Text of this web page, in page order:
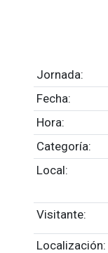
Jornada:
Fecha:
Hora:
Categoría:
Local:
Visitante:
Localización: